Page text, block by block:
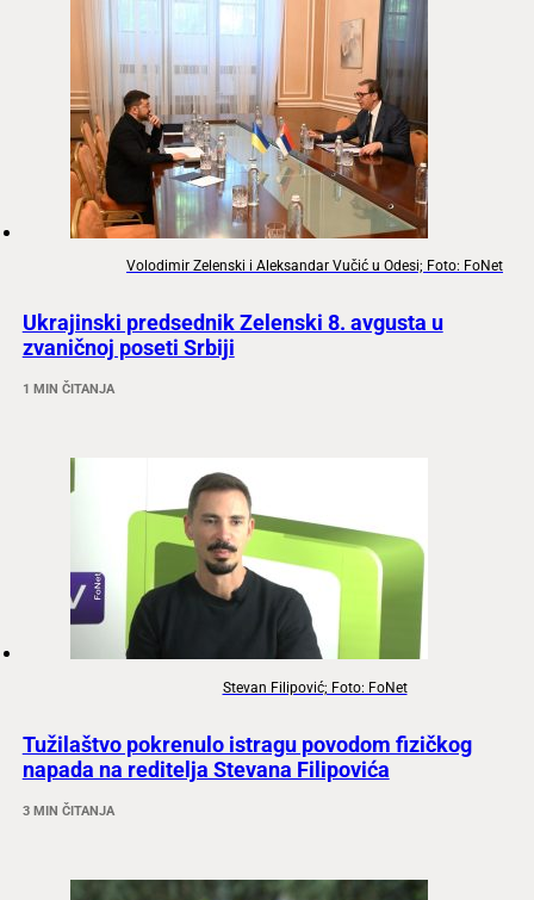
Volodimir Zelenski i Aleksandar Vučić u Odesi; Foto: FoNet
Ukrajinski predsednik Zelenski 8. avgusta u
zvaničnoj poseti Srbiji
1 MIN ČITANJA
Stevan Filipović; Foto: FoNet
Tužilaštvo pokrenulo istragu povodom fizičkog
napada na reditelja Stevana Filipovića
3 MIN ČITANJA